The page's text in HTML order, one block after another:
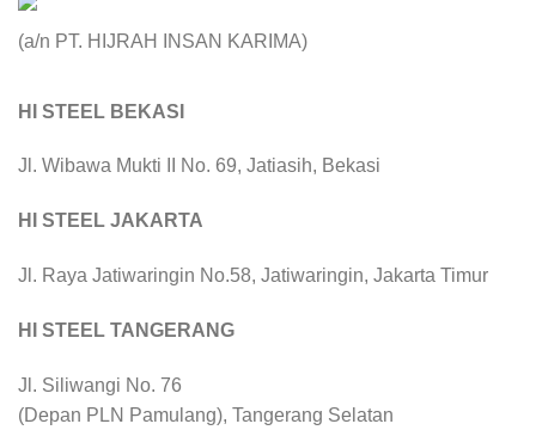
(a/n PT. HIJRAH INSAN KARIMA)
HI STEEL BEKASI
Jl. Wibawa Mukti II No. 69, Jatiasih, Bekasi
HI STEEL JAKARTA
Jl. Raya Jatiwaringin No.58, Jatiwaringin, Jakarta Timur
HI STEEL TANGERANG
Jl. Siliwangi No. 76
(Depan PLN Pamulang), Tangerang Selatan